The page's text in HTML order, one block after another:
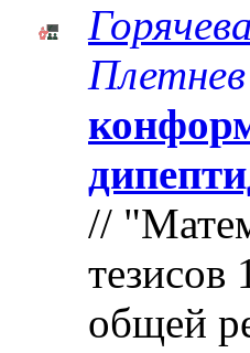
//
общей